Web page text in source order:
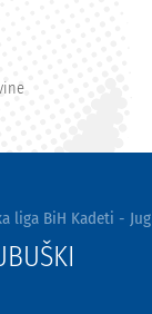
liga BiH Kadeti - Jug